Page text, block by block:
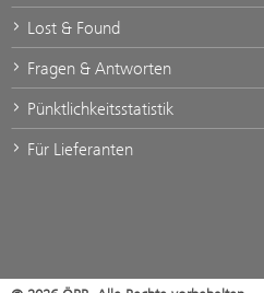
Lost & Found
Fragen & Antworten
Pünktlichkeitsstatistik
Für Lieferanten